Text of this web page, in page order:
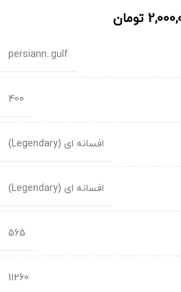
تومان
persiann..gulf
400
افسانه ای (Legendary)
افسانه ای (Legendary)
565
11260